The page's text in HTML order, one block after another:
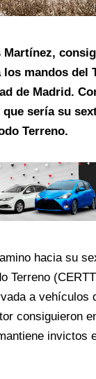
mandos del
de Madrid.
sería su
Terreno.
hacia su
Terreno
a vehículos
consiguieron
invictos